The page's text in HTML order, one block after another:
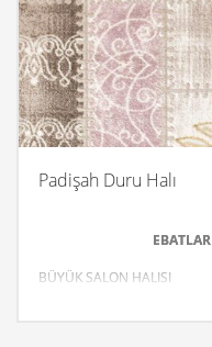
Padişah Duru Halı
EBATLAR
BÜYÜK SALON HALISI